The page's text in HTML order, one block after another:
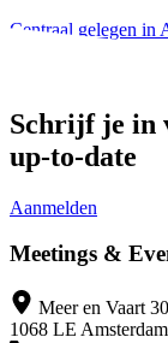
Centraal gelegen in
Met OV of auto, je
Schrijf je in
up-to-date
Aanmelden
Meetings &
Meer en Vaart
1068 LE Amsterdam